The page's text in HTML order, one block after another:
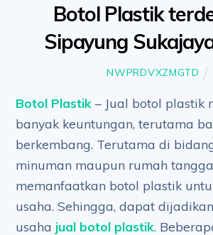
Botol Plastik
Sipayung
NWPRDVXZMGTD
Botol Plastik – Jual botol plastik
banyak keuntungan, terutama
berkembang. Terutama di
minuman maupun rumah
memanfaatkan botol plastik
usaha. Sehingga, dapat
usaha jual botol plastik.